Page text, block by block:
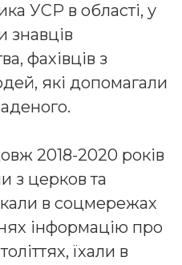
УСР в області, у
знавців
фахівців з
які допомагали
2018-2020 років
з церков та
в соцмережах
інформацію про
їхали в